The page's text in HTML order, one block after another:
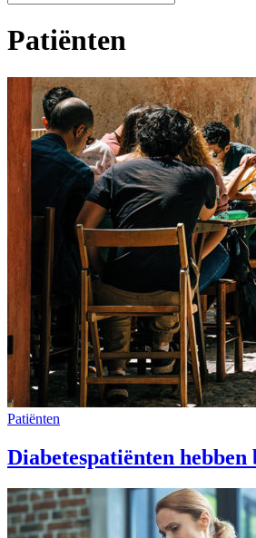
Patiënten
Patiënten
Diabetespatiënten